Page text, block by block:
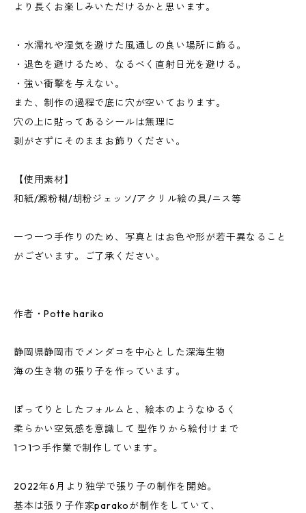
より長くお楽しみいただけるかと思います。
・水濡れや湿気を避けた風通しの良い場所に飾る。
・退色を避けるため、なるべく直射日光を避ける。
・強い衝撃を与えない。
また、制作の過程で底に穴が空いております。
穴の上に貼ってあるシールは無理に
剥がさずにそのままお飾りください。
【使用素材】
和紙/澱粉糊/胡粉ジェッソ/アクリル絵の具/ニス等
一つ一つ手作りのため、写真とはお色や形が若干異なること
がございます。ご了承ください。
作者・Potte hariko
静岡県静岡市でメンダコを中心とした深海生物
海の生き物の張り子を作っています。
ぽってりとしたフォルムと、絵本のようなゆるく
柔らかい空気感を意識して 型作りから絵付けまで
1つ1つ手作業で制作しています。
2022年6月より独学で張り子の制作を開始。
基本は張り子作家parakoが制作をしていて、